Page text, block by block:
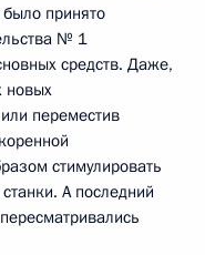
принято
№ 1
средств. Даже,
новых
переместив
стимулировать
А последний